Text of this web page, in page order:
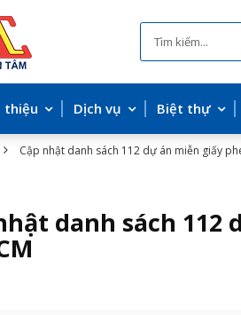
thiệu Dịch vụ Biệt thự
Cập nhật danh sách 112 dự án miễn giấy
danh sách